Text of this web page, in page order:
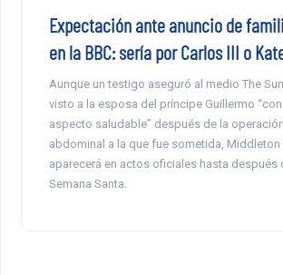
Expectación ante anuncio de
en la BBC: sería por Carlos III o
Aunque un testigo aseguró al medio The
visto a la esposa del príncipe Guillermo “con
aspecto saludable” después de la operación
abdominal a la que fue sometida, Middleton
aparecerá en actos oficiales hasta después
Semana Santa.